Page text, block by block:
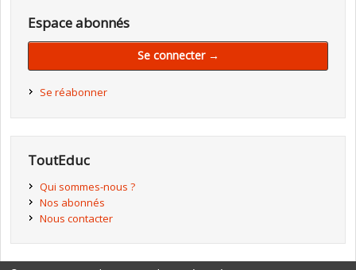
Espace abonnés
Se connecter →
Se réabonner
ToutEduc
Qui sommes-nous ?
Nos abonnés
Nous contacter